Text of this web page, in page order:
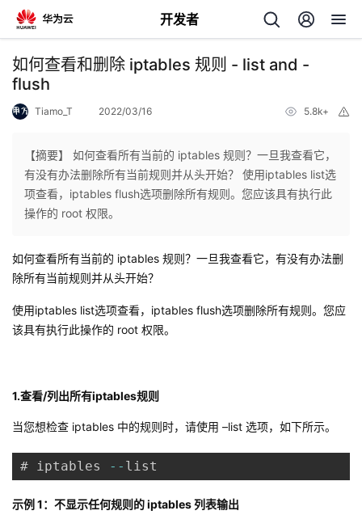
开发者
返
回
个
主
页
的
开
者
我
的
博
我
的
我
如何查看和删除 iptables 规则 - list and -
flush
Tiamo_T 2022/03/16 5.8k+
【摘要】 如何查看所有当前的 iptables 规则？一旦我查看它，
有没有办法删除所有当前规则并从头开始？ 使用iptables list选
项查看，iptables flush选项删除所有规则。您应该具有执行此
操作的 root 权限。
如何查看所有当前的 iptables 规则？一旦我查看它，有没有办法删
除所有当前规则并从头开始？
使用iptables list选项查看，iptables flush选项删除所有规则。您应
该具有执行此操作的 root 权限。
1.查看/列出所有iptables规则
当您想检查 iptables 中的规则时，请使用 –list 选项，如下所示。
# iptables -- list
示例 1：不显示任何规则的 iptables 列表输出